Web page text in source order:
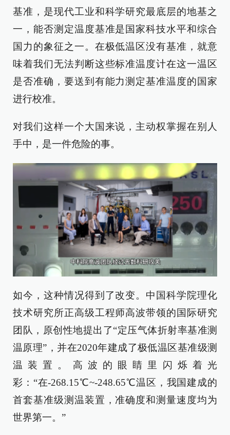
基准，是现代工业和科学研究最底层的地基之
一，能否测定温度基准是国家科技水平和综合
国力的象征之一。在极低温区没有基准，就意
味着我们无法判断这些标准温度计在这一温区
是否准确，要送到有能力测定基准温度的国家
进行校准。
对我们这样一个大国来说，主动权掌握在别人
手中，是一件危险的事。
如今，这种情况得到了改变。中国科学院理化
技术研究所正高级工程师高波带领的国际研究
团队，原创性地提出了“定压气体折射率基准测
温原理”，并在2020年建成了极低温区基准级测
温装置。高波的眼睛里闪烁着光
彩：“在-268.15℃~-248.65℃温区，我国建成的
首套基准级测温装置，准确度和测量速度均为
世界第一。”